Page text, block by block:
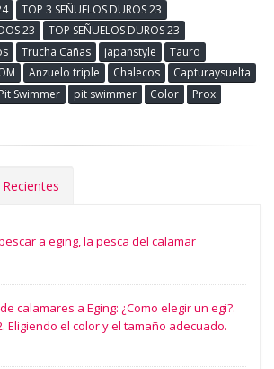
TOP 3 SEÑUELOS DUROS 23
23
TOP SEÑUELOS DUROS 23
Trucha Cañas japanstyle
Tauro
Anzuelo triple Chalecos
Capturaysuelta
Pit Swimmer pit swimmer Color
Prox
Recientes
a eging, la pesca del calamar
calamares a Eging: ¿Como elegir un egi?.
Eligiendo el color y el tamaño adecuado.